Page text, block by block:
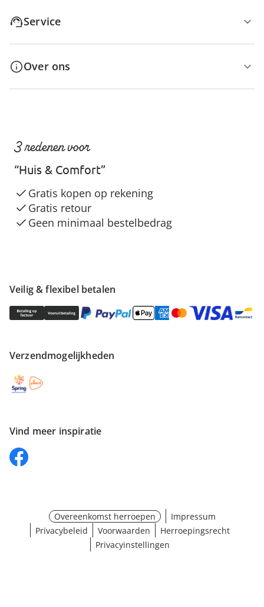
Service
Over ons
Veilig & flexibel betalen
Verzendmogelijkheden
Vind meer inspiratie
3 redenen voor
“Huis & Comfort”
Gratis kopen op rekening
Gratis retour
Geen minimaal bestelbedrag
Overeenkomst herroepen
Impressum
Privacybeleid
Voorwaarden
Herroepingsrecht
Privacyinstellingen